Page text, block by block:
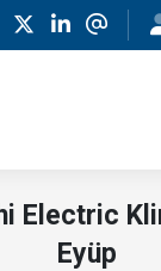
Electric
Eyüp